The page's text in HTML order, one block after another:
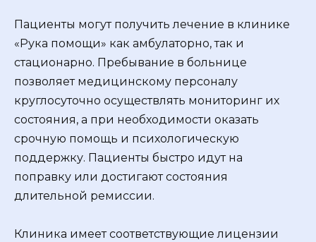
Пациенты могут получить лечение в клинике
«Рука помощи» как амбулаторно, так и
стационарно. Пребывание в больнице
позволяет медицинскому персоналу
круглосуточно осуществлять мониторинг их
состояния, а при необходимости оказать
срочную помощь и психологическую
поддержку. Пациенты быстро идут на
поправку или достигают состояния
длительной ремиссии.
Клиника имеет соответствующие лицензии